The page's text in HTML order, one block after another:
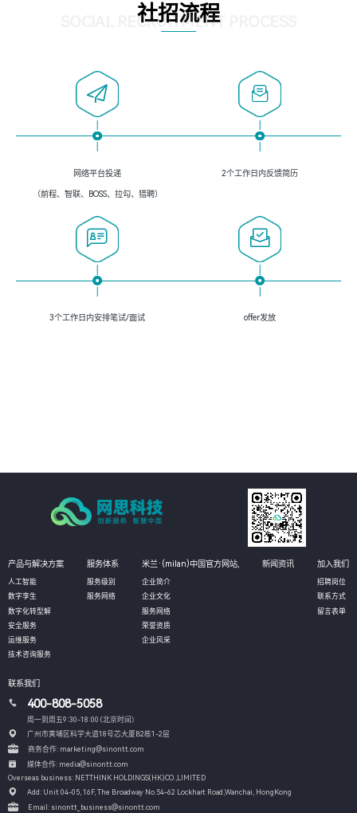
4、掌握DevOps思想、方法和流程。Jenkins工具使用；
5、掌握常见中间件配置与优化，如mysql、nginx等；
社招流程
SOCIAL RECRUITMENT PROCESS
网络平台投递
（前程、智联、BOSS、拉勾、猎聘）
2个工作日内反馈简历
3个工作日内安排笔试/面试 offer发放
产品与解决方案
人工智能
数字孪生
数字化转型解
安全服务
运维服务
技术咨询服务
服务体系
服务级别
服务网络
米兰·(milan)中国官方网站,
企业简介
企业文化
服务网络
荣誉资质
企业风采
新闻资讯 加入我们
招聘岗位
联系方式
留言表单
联系我们
400-808-5058
周一到周五9:30-18:00 (北京时间）
广州市黄埔区科学大道18号芯大厦B2栋1-2层
商务合作: marketing@sinontt.com
媒体合作: media@sinontt.com
Overseas business: NETTHINK HOLDINGS(HK)CO.,LIMITED
Add: Unit 04-05, 16F, The Broadway No.54-62 Lockhart Road, Wanchai, HongKong
Email: sinontt_business@sinontt.com